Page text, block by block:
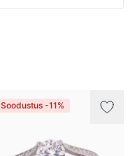
Soodustus -11%